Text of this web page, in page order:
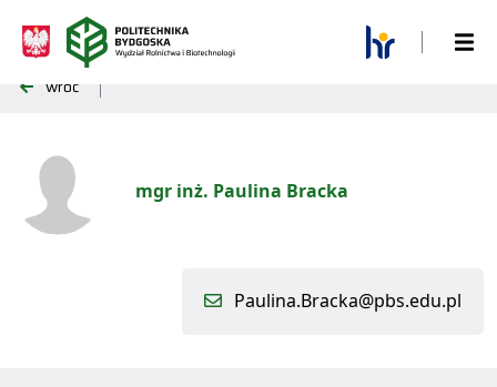
wróć
mgr inż. Paulina Bracka
Paulina.Bracka@pbs.edu.pl